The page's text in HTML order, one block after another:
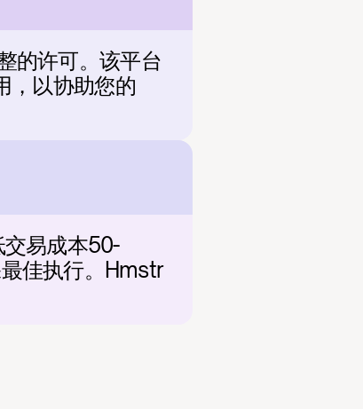
的许可。该平台
，以协助您的
易成本50-
佳执行。Hmstr